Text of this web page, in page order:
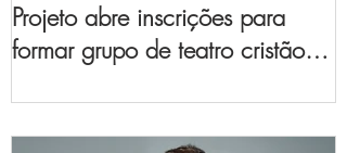
Projeto abre inscrições para
formar grupo de teatro cristão